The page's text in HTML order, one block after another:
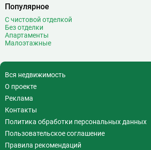
Популярное
С чистовой отделкой
Без отделки
Апартаменты
Малоэтажные
Вся недвижимость
О проекте
Реклама
Контакты
Политика обработки персональных данных
Пользовательское соглашение
Правила рекомендаций